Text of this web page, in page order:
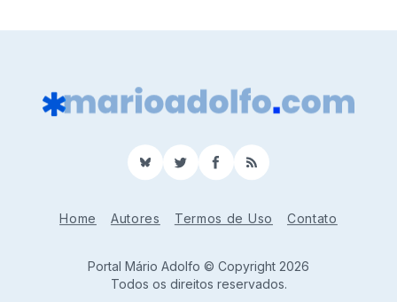
BlueSkyTwitterFacebook
RSS
Home Autores Termos de Uso Contato
Portal Mário Adolfo © Copyright 2026
Todos os direitos reservados.